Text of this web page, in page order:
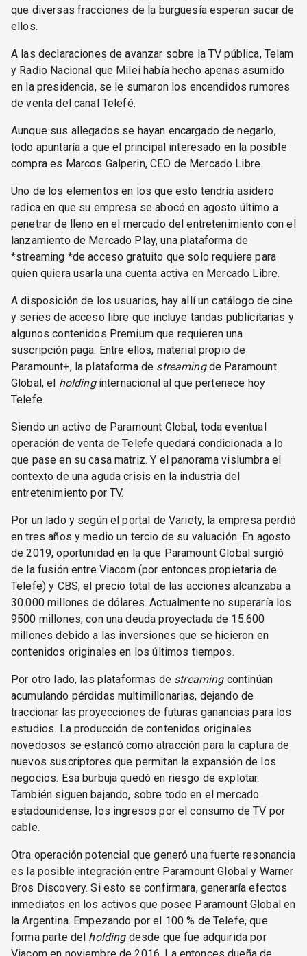
que diversas fracciones de la burguesía esperan sacar de
ellos.
A las declaraciones de avanzar sobre la TV pública, Telam
y Radio Nacional que Milei había hecho apenas asumido
en la presidencia, se le sumaron los encendidos rumores
de venta del canal Telefé.
Aunque sus allegados se hayan encargado de negarlo,
todo apuntaría a que el principal interesado en la posible
compra es Marcos Galperin, CEO de Mercado Libre.
Uno de los elementos en los que esto tendría asidero
radica en que su empresa se abocó en agosto último a
penetrar de lleno en el mercado del entretenimiento con el
lanzamiento de Mercado Play, una plataforma de
*streaming *de acceso gratuito que solo requiere para
quien quiera usarla una cuenta activa en Mercado Libre.
A disposición de los usuarios, hay allí un catálogo de cine
y series de acceso libre que incluye tandas publicitarias y
algunos contenidos Premium que requieren una
suscripción paga. Entre ellos, material propio de
Paramount+, la plataforma de streamingde Paramount
Global, el holdinginternacional al que pertenece hoy
Telefe.
Siendo un activo de Paramount Global, toda eventual
operación de venta de Telefe quedará condicionada a lo
que pase en su casa matriz. Y el panorama vislumbra el
contexto de una aguda crisis en la industria del
entretenimiento por TV.
Por un lado y según el portal de Variety, la empresa perdió
en tres años y medio un tercio de su valuación. En agosto
de 2019, oportunidad en la que Paramount Global surgió
de la fusión entre Viacom (por entonces propietaria de
Telefe) y CBS, el precio total de las acciones alcanzaba a
30.000 millones de dólares. Actualmente no superaría los
9500 millones, con una deuda proyectada de 15.600
millones debido a las inversiones que se hicieron en
contenidos originales en los últimos tiempos.
Por otro lado, las plataformas de streamingcontinúan
acumulando pérdidas multimillonarias, dejando de
traccionar las proyecciones de futuras ganancias para los
estudios. La producción de contenidos originales
novedosos se estancó como atracción para la captura de
nuevos suscriptores que permitan la expansión de los
negocios. Esa burbuja quedó en riesgo de explotar.
También siguen bajando, sobre todo en el mercado
estadounidense, los ingresos por el consumo de TV por
cable.
Otra operación potencial que generó una fuerte resonancia
es la posible integración entre Paramount Global y Warner
Bros Discovery. Si esto se confirmara, generaría efectos
inmediatos en los activos que posee Paramount Global en
la Argentina. Empezando por el 100 % de Telefe, que
forma parte del holdingdesde que fue adquirida por